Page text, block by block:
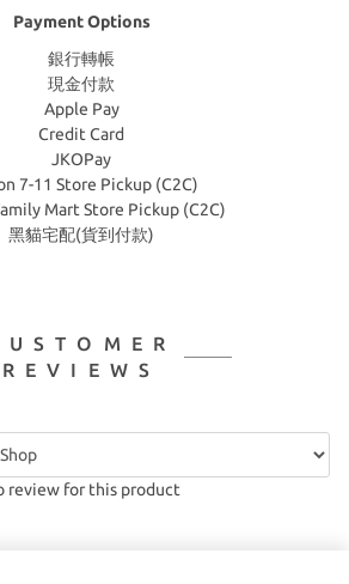
Payment Options
銀行轉帳
現金付款
Apple Pay
Credit Card
JKOPay
7-11 Store Pickup (C2C)
Mart Store Pickup (C2C)
黑貓宅配(貨到付款)
REVIEWS
review for this product